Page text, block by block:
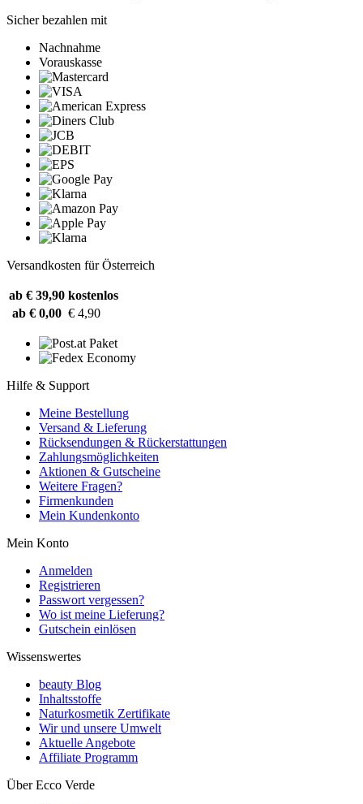
Sicher bezahlen mit
Nachnahme
Vorauskasse
Versandkosten für Österreich
ab € 39,90 kostenlos
ab € 0,00 € 4,90
Hilfe & Support
Meine Bestellung
Versand & Lieferung
Rücksendungen & Rückerstattungen
Zahlungsmöglichkeiten
Aktionen & Gutscheine
Weitere Fragen?
Firmenkunden
Mein Kundenkonto
Mein Konto
Anmelden
Registrieren
Passwort vergessen?
Wo ist meine Lieferung?
Gutschein einlösen
Wissenswertes
beauty Blog
Inhaltsstoffe
Naturkosmetik Zertifikate
Wir und unsere Umwelt
Aktuelle Angebote
Affiliate Programm
Über Ecco Verde